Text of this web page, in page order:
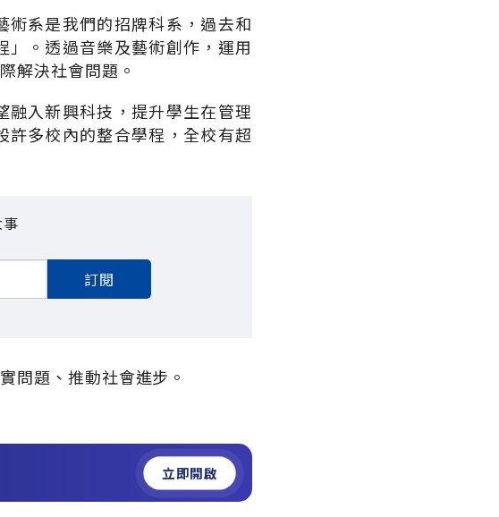
系是我們的招牌科系，過去和
。透過音樂及藝術創作，運用
解決社會問題。
入新興科技，提升學生在管理
多校內的整合學程，全校有超
訂閱
問題、推動社會進步。
立即開啟